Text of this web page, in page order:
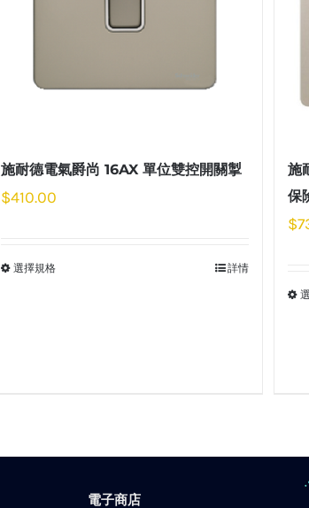
施耐德電氣爵尚 16AX 單位雙控開關掣
$410.00
選擇規格 詳情
施
保
$
電子商店